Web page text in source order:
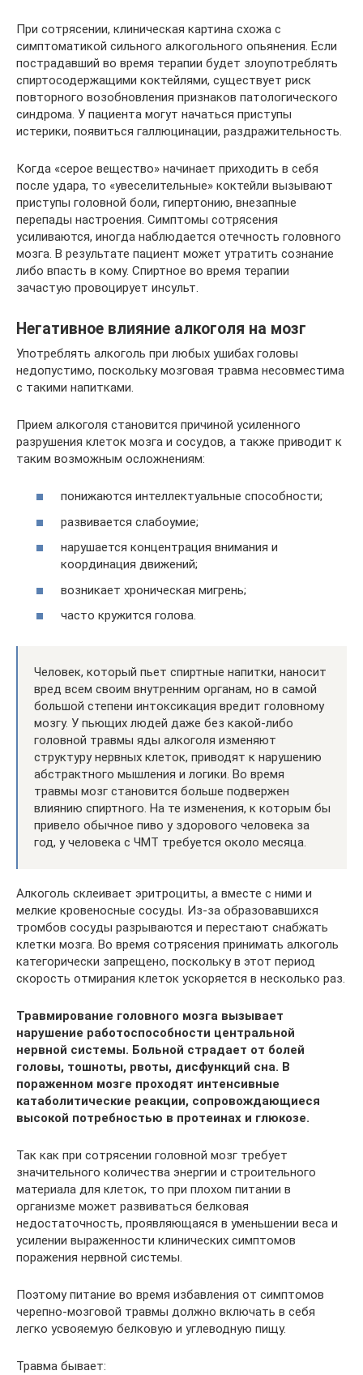
При сотрясении, клиническая картина схожа с
симптоматикой сильного алкогольного опьянения. Если
пострадавший во время терапии будет злоупотреблять
спиртосодержащими коктейлями, существует риск
повторного возобновления признаков патологического
синдрома. У пациента могут начаться приступы
истерики, появиться галлюцинации, раздражительность.
Когда «серое вещество» начинает приходить в себя
после удара, то «увеселительные» коктейли вызывают
приступы головной боли, гипертонию, внезапные
перепады настроения. Симптомы сотрясения
усиливаются, иногда наблюдается отечность головного
мозга. В результате пациент может утратить сознание
либо впасть в кому. Спиртное во время терапии
зачастую провоцирует инсульт.
Негативное влияние алкоголя на мозг
Употреблять алкоголь при любых ушибах головы
недопустимо, поскольку мозговая травма несовместима
с такими напитками.
Прием алкоголя становится причиной усиленного
разрушения клеток мозга и сосудов, а также приводит к
таким возможным осложнениям:
понижаются интеллектуальные способности;
развивается слабоумие;
нарушается концентрация внимания и
координация движений;
возникает хроническая мигрень;
часто кружится голова.
Человек, который пьет спиртные напитки, наносит
вред всем своим внутренним органам, но в самой
большой степени интоксикация вредит головному
мозгу. У пьющих людей даже без какой-либо
головной травмы яды алкоголя изменяют
структуру нервных клеток, приводят к нарушению
абстрактного мышления и логики. Во время
травмы мозг становится больше подвержен
влиянию спиртного. На те изменения, к которым бы
привело обычное пиво у здорового человека за
год, у человека с ЧМТ требуется около месяца.
Алкоголь склеивает эритроциты, а вместе с ними и
мелкие кровеносные сосуды. Из-за образовавшихся
тромбов сосуды разрываются и перестают снабжать
клетки мозга. Во время сотрясения принимать алкоголь
категорически запрещено, поскольку в этот период
скорость отмирания клеток ускоряется в несколько раз.
Травмирование головного мозга вызывает
нарушение работоспособности центральной
нервной системы. Больной страдает от болей
головы, тошноты, рвоты, дисфункций сна. В
пораженном мозге проходят интенсивные
катаболитические реакции, сопровождающиеся
высокой потребностью в протеинах и глюкозе.
Так как при сотрясении головной мозг требует
значительного количества энергии и строительного
материала для клеток, то при плохом питании в
организме может развиваться белковая
недостаточность, проявляющаяся в уменьшении веса и
усилении выраженности клинических симптомов
поражения нервной системы.
Поэтому питание во время избавления от симптомов
черепно-мозговой травмы должно включать в себя
легко усвояемую белковую и углеводную пищу.
Травма бывает: